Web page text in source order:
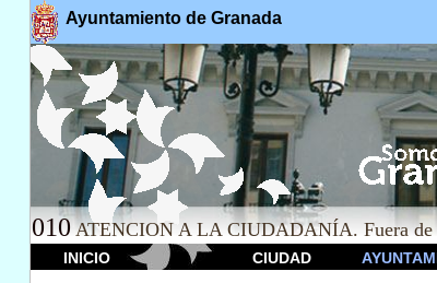
Ayuntamiento de Granada
010 ATENCION A LA CIUDADANÍA. Fuera de
INICIO CIUDAD